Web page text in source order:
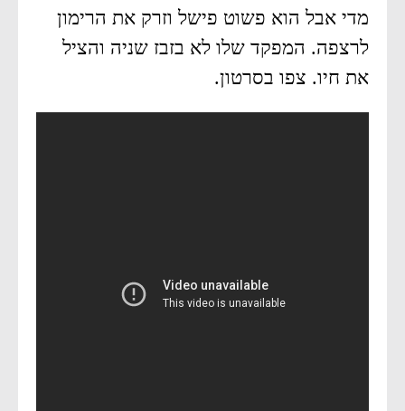
מדי אבל הוא פשוט פישל וזרק את הרימון
לרצפה. המפקד שלו לא בזבז שניה והציל
את חיו. צפו בסרטון.